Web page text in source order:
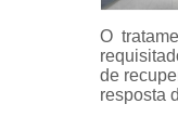
O
de
resposta